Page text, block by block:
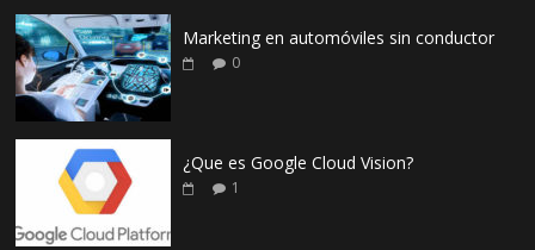
Marketing en automóviles sin conductor
0
¿Que es Google Cloud Vision?
1